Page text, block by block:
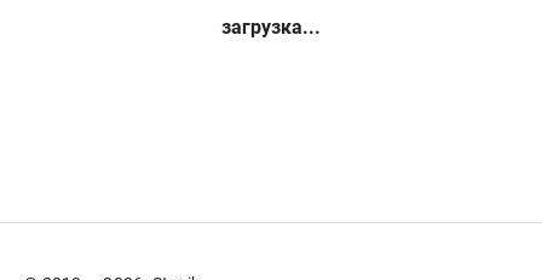
загрузка...